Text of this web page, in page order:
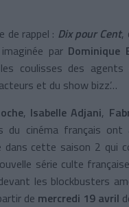
de rappel : Dix pour Cent,
par Dominique
coulisses des
et du show bizz’…
, Isabelle Adjani,
du cinéma français ont
dans cette saison 2 qui
série culte
les blockbusters
de mercredi 19 avril